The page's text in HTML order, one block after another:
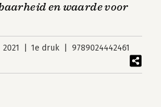
en waarde voor
2021 1e druk 9789024442461